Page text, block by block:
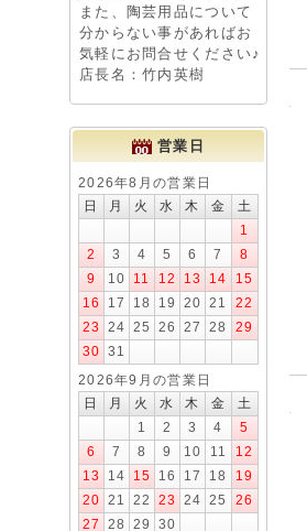
また、陶芸用品について
分からない事があればお
気軽にお問合せください♪
店長名：竹内英樹
営業日
2026年8月の営業日
日
月 火 水 木 金
土
1
2
3 4 5 6 7
8
9
10 11 12 13 14
15
16
17 18 19 20 21
22
23 24 25 26 27 28
29
30 31
2026年9月の営業日
日
月 火 水 木 金
土
1
2 3 4
5
6
7 8 9 10 11
12
13
14 15 16 17 18
19
20 21 22 23 24 25
26
27
28 29 30